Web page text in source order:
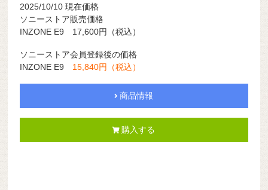
2025/10/10 現在価格
ソニーストア販売価格
INZONE E9 17,600円（税込）
ソニーストア会員登録後の価格
INZONE E9 15,840円（税込）
商品情報
購入する